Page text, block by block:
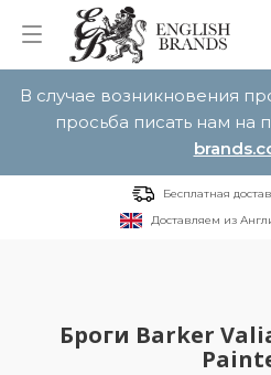
В случае возникновения
просьба писать нам на
Бесплатная
Доставляем из
Броги Barker